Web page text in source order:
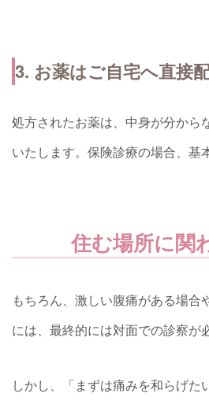
3. お薬はご自宅へ直接
処方されたお薬は、中身が分から
いたします。保険診療の場合、基
住む場所に関
もちろん、激しい腹痛がある場
には、最終的には対面での診察が
しかし、「まずは痛みを和らげ